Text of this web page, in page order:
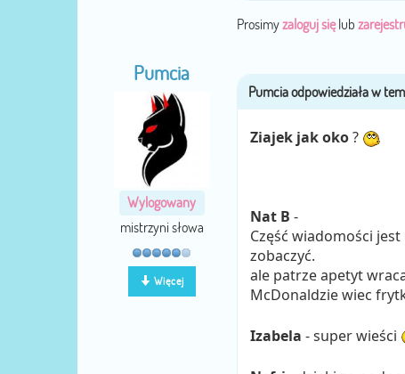
Prosimyzaloguj sięlub
Pumcia
Wylogowany
mistrzyni słowa
Więcej
Ziajek jak oko?
Nat B -
Część wiadomości
zobaczyć.
ale patrze apetyt
McDonaldzie wiec
Izabela - super wieści